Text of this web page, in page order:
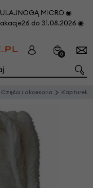
MICRO ◉
do 31.08.2026 ◉
0
Części i akcesoria Kapturek do